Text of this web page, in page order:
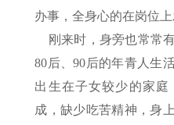
办事，全身心的在岗位
刚来时，身旁也常常
80后、90后的年青人生
出生在子女较少的家
成，缺少吃苦精神，身